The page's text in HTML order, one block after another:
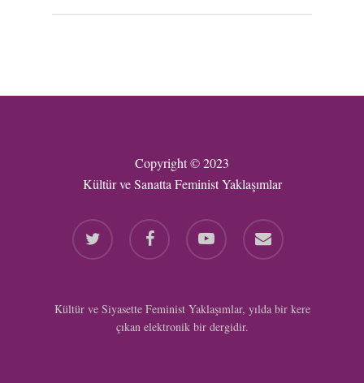
Copyright © 2023
Kültür ve Sanatta Feminist Yaklaşımlar
twitter facebook youtube email
Kültür ve Siyasette Feminist Yaklaşımlar, yılda bir kere
çıkan elektronik bir dergidir.